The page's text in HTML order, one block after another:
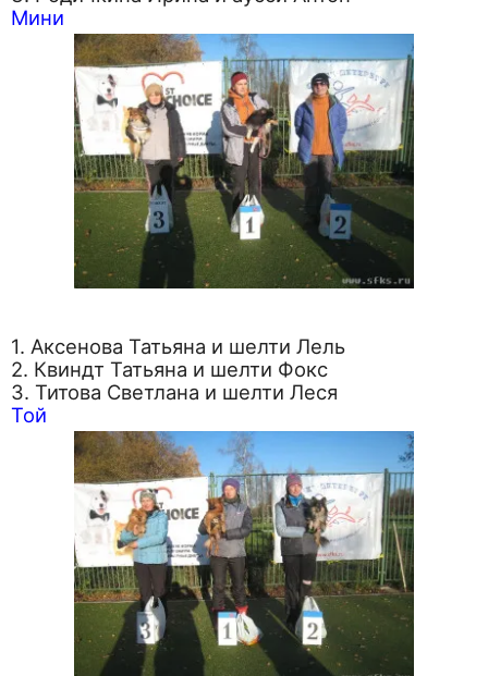
Мини
1. Аксенова Татьяна и шелти Лель
2. Квиндт Татьяна и шелти Фокс
3. Титова Светлана и шелти Леся
Той